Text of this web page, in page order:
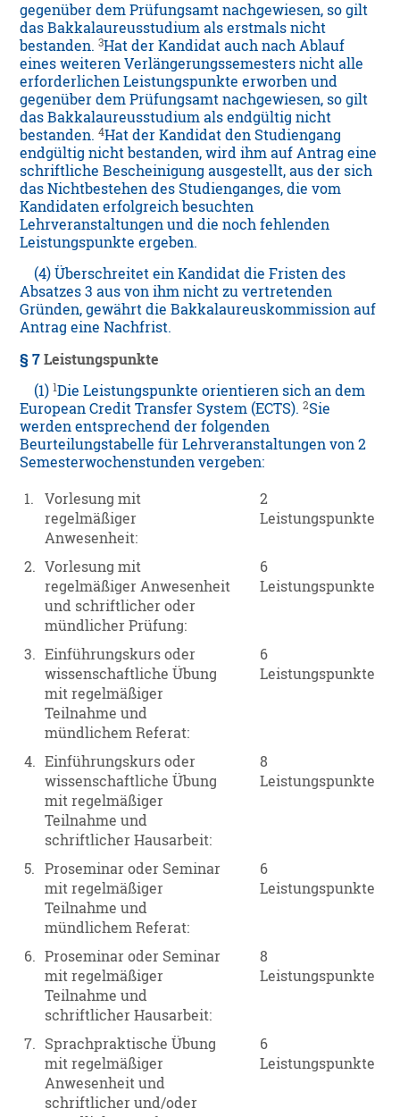
gegenüber dem Prüfungsamt nachgewiesen, so gilt
das Bakkalaureusstudium als erstmals nicht
bestanden.3Hat der Kandidat auch nach Ablauf
eines weiteren Verlängerungssemesters nicht alle
erforderlichen Leistungspunkte erworben und
gegenüber dem Prüfungsamt nachgewiesen, so gilt
das Bakkalaureusstudium als endgültig nicht
bestanden.4Hat der Kandidat den Studiengang
endgültig nicht bestanden, wird ihm auf Antrag eine
schriftliche Bescheinigung ausgestellt, aus der sich
das Nichtbestehen des Studienganges, die vom
Kandidaten erfolgreich besuchten
Lehrveranstaltungen und die noch fehlenden
Leistungspunkte ergeben.
(4) Überschreitet ein Kandidat die Fristen des
Absatzes 3 aus von ihm nicht zu vertretenden
Gründen, gewährt die Bakkalaureuskommission auf
Antrag eine Nachfrist.
§ 7 Leistungspunkte
(1)1Die Leistungspunkte orientieren sich an dem
European Credit Transfer System (ECTS).2Sie
werden entsprechend der folgenden
Beurteilungstabelle für Lehrveranstaltungen von 2
Semesterwochenstunden vergeben:
1.
Vorlesung mit
regelmäßiger
Anwesenheit:
2
Leistungspunkte
2. Vorlesung mit
regelmäßiger Anwesenheit
und schriftlicher oder
mündlicher Prüfung:
6
Leistungspunkte
3. Einführungskurs oder
wissenschaftliche Übung
mit regelmäßiger
Teilnahme und
mündlichem Referat:
6
Leistungspunkte
4. Einführungskurs oder
wissenschaftliche Übung
mit regelmäßiger
Teilnahme und
schriftlicher Hausarbeit:
8
Leistungspunkte
5.
Proseminar oder Seminar
mit regelmäßiger
Teilnahme und
mündlichem Referat:
6
Leistungspunkte
6. Proseminar oder Seminar
mit regelmäßiger
Teilnahme und
schriftlicher Hausarbeit:
8
Leistungspunkte
7. Sprachpraktische Übung
mit regelmäßiger
Anwesenheit und
schriftlicher und/oder
6
Leistungspunkte